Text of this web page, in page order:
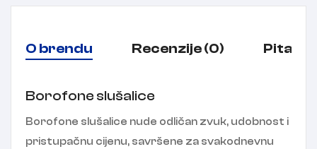
O brendu Recenzije (0) Pitanja
Borofone slušalice
Borofone slušalice nude odličan zvuk, udobnost i
pristupačnu cijenu, savršene za svakodnevnu